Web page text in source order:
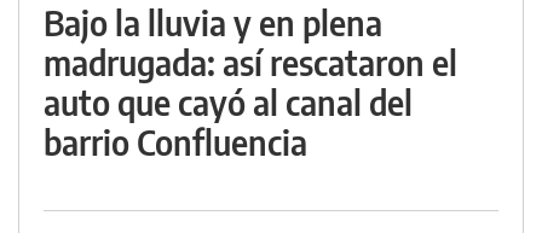
Bajo la lluvia y en plena
madrugada: así rescataron el
auto que cayó al canal del
barrio Confluencia